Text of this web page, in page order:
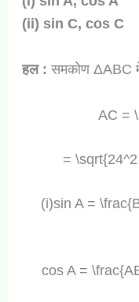
(ii) sin C, cos C
हल : समकोण ΔABC
AC =
=
(i)sin A =
cos A =